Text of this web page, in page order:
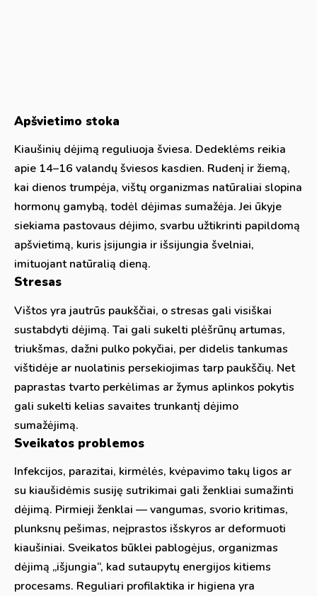
Apšvietimo stoka
Kiaušinių dėjimą reguliuoja šviesa. Dedeklėms reikia
apie 14–16 valandų šviesos kasdien. Rudenį ir žiemą,
kai dienos trumpėja, vištų organizmas natūraliai slopina
hormonų gamybą, todėl dėjimas sumažėja. Jei ūkyje
siekiama pastovaus dėjimo, svarbu užtikrinti papildomą
apšvietimą, kuris įsijungia ir išsijungia švelniai,
imituojant natūralią dieną.
Stresas
Vištos yra jautrūs paukščiai, o stresas gali visiškai
sustabdyti dėjimą. Tai gali sukelti plėšrūnų artumas,
triukšmas, dažni pulko pokyčiai, per didelis tankumas
vištidėje ar nuolatinis persekiojimas tarp paukščių. Net
paprastas tvarto perkėlimas ar žymus aplinkos pokytis
gali sukelti kelias savaites trunkantį dėjimo
sumažėjimą.
Sveikatos problemos
Infekcijos, parazitai, kirmėlės, kvėpavimo takų ligos ar
su kiaušidėmis susiję sutrikimai gali ženkliai sumažinti
dėjimą. Pirmieji ženklai — vangumas, svorio kritimas,
plunksnų pešimas, neįprastos išskyros ar deformuoti
kiaušiniai. Sveikatos būklei pablogėjus, organizmas
dėjimą „išjungia“, kad sutaupytų energijos kitiems
procesams. Reguliari profilaktika ir higiena yra